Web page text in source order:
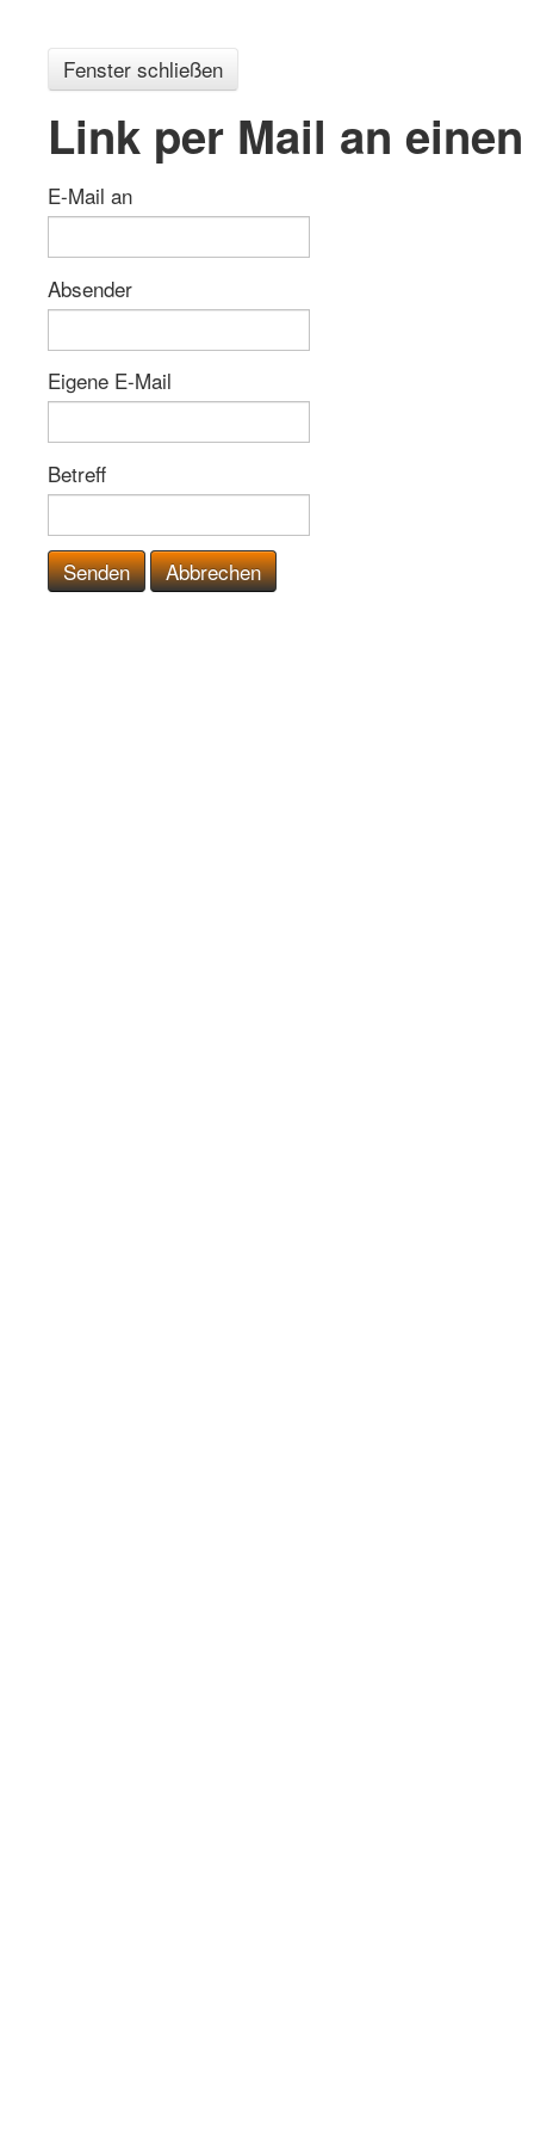
Fenster schließen
Link per Mail an
E-Mail an
Absender
Eigene E-Mail
Betreff
Senden Abbrechen